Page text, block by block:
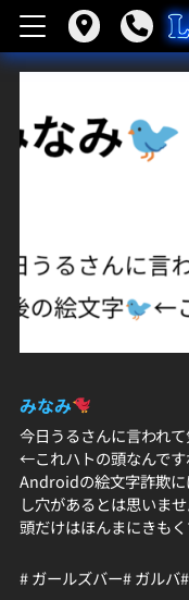
みなみ
今日うるさんに言われ
←これハトの頭なんで
Androidの絵文字詐欺に
し穴があるとは思いませ
頭だけはほんまにきも
# ガールズバー# ガルバ